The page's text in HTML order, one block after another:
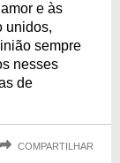
e às
unidos,
sempre
nesses
de
COMPARTILHAR